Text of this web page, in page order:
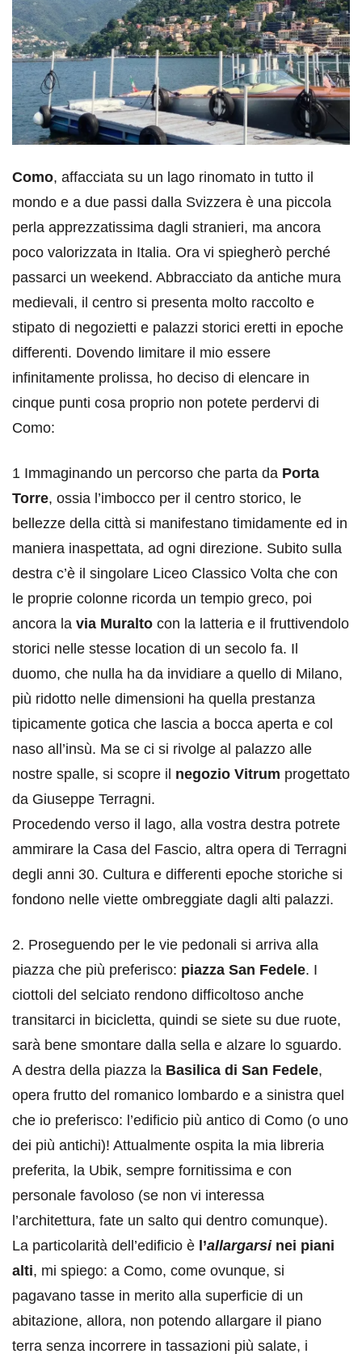
Como, affacciata su un lago rinomato in tutto il
mondo e a due passi dalla Svizzera è una piccola
perla apprezzatissima dagli stranieri, ma ancora
poco valorizzata in Italia. Ora vi spiegherò perché
passarci un weekend. Abbracciato da antiche mura
medievali, il centro si presenta molto raccolto e
stipato di negozietti e palazzi storici eretti in epoche
differenti. Dovendo limitare il mio essere
infinitamente prolissa, ho deciso di elencare in
cinque punti cosa proprio non potete perdervi di
Como:
1 Immaginando un percorso che parta da Porta
Torre, ossia l’imbocco per il centro storico, le
bellezze della città si manifestano timidamente ed in
maniera inaspettata, ad ogni direzione. Subito sulla
destra c’è il singolare Liceo Classico Volta che con
le proprie colonne ricorda un tempio greco, poi
ancora la via Muralto con la latteria e il fruttivendolo
storici nelle stesse location di un secolo fa. Il
duomo, che nulla ha da invidiare a quello di Milano,
più ridotto nelle dimensioni ha quella prestanza
tipicamente gotica che lascia a bocca aperta e col
naso all’insù. Ma se ci si rivolge al palazzo alle
nostre spalle, si scopre il negozio Vitrum progettato
da Giuseppe Terragni.
Procedendo verso il lago, alla vostra destra potrete
ammirare la Casa del Fascio, altra opera di Terragni
degli anni 30. Cultura e differenti epoche storiche si
fondono nelle viette ombreggiate dagli alti palazzi.
2. Proseguendo per le vie pedonali si arriva alla
piazza che più preferisco: piazza San Fedele. I
ciottoli del selciato rendono difficoltoso anche
transitarci in bicicletta, quindi se siete su due ruote,
sarà bene smontare dalla sella e alzare lo sguardo.
A destra della piazza la Basilica di San Fedele,
opera frutto del romanico lombardo e a sinistra quel
che io preferisco: l’edificio più antico di Como (o uno
dei più antichi)! Attualmente ospita la mia libreria
preferita, la Ubik, sempre fornitissima e con
personale favoloso (se non vi interessa
l’architettura, fate un salto qui dentro comunque).
La particolarità dell’edificio è l’allargarsinei piani
alti, mi spiego: a Como, come ovunque, si
pagavano tasse in merito alla superficie di un
abitazione, allora, non potendo allargare il piano
terra senza incorrere in tassazioni più salate, i